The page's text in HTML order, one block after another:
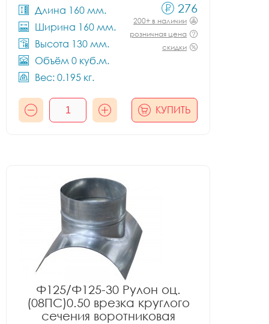
Длина 160 мм.
Ширина 160 мм.
Высота 130 мм.
Объём 0 куб.м.
Вес: 0.195 кг.
276
200+ в наличии
розничная цена
скидки
КУПИТЬ
Ф125/Ф125-30 Рулон оц.
(08ПС)0.50 врезка круглого
сечения воротниковая